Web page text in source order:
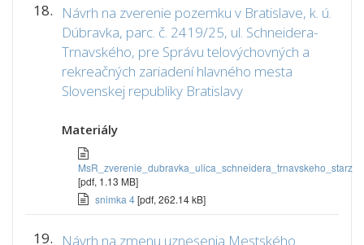
18.
Návrh na zverenie pozemku v Bratislave, k. ú.
Dúbravka, parc. č. 2419/25, ul. Schneidera-
Trnavského, pre Správu telovýchovných a
rekreačných zariadení hlavného mesta
Slovenskej republiky Bratislavy
Materiály
MsR_zverenie_dubravka_ulica_schneidera_trnavskeho_starz
[pdf, 1.13 MB]
snimka 4[pdf, 262.14 kB]
19.
Návrh na zmenu uznesenia Mestského